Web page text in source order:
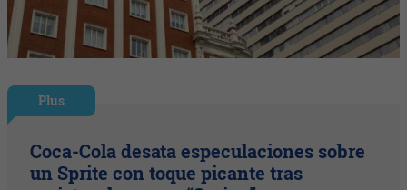
Plus
Coca-Cola desata especulaciones sobre
un Sprite con toque picante tras